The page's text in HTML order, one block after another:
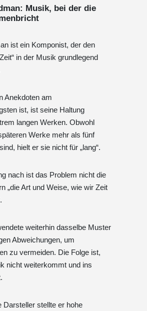
Musik, bei der die
ist ein Komponist, der den
in der Musik grundlegend
Anekdoten am
ist, ist seine Haltung
langen Werken. Obwohl
Werke mehr als fünf
hielt er sie nicht für „lang“.
nach ist das Problem nicht die
„die Art und Weise, wie wir Zeit
weiterhin dasselbe Muster
Abweichungen, um
zu vermeiden. Die Folge ist,
nicht weiterkommt und ins
Darsteller stellte er hohe